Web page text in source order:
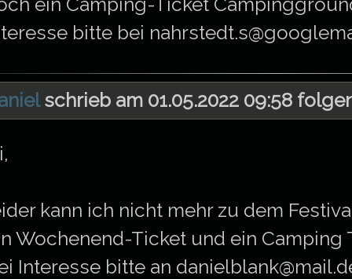
bitte bei
schrieb am 01.05.2022 09:58
kann ich nicht mehr zu dem
Wochenend-Ticket und ein Camping
Interesse bitte an